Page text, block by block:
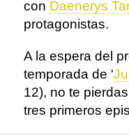
con Daenerys
protagonistas.
A la espera del
temporada de '
12), no te
tres primeros